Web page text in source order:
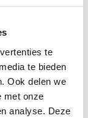
te
te bieden
Ook delen we
met onze
analyse. Deze
maaibeheer?
in een
dak?
oevers?